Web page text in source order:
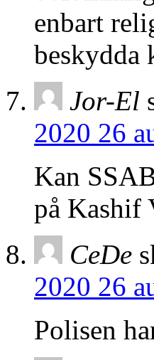
enbart
beskydda
Jor-El
2020 26
Kan
på Kashif
CeDe
2020 26
Polisen